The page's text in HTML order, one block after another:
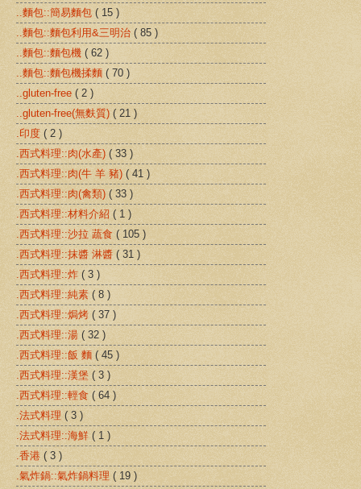
..麵包::簡易麵包 ( 15 )
..麵包::麵包利用&三明治 ( 85 )
..麵包::麵包機 ( 62 )
..麵包::麵包機揉麵 ( 70 )
..gluten-free ( 2 )
..gluten-free(無麩質) ( 21 )
.印度 ( 2 )
.西式料理::肉(水產) ( 33 )
.西式料理::肉(牛 羊 豬) ( 41 )
.西式料理::肉(禽類) ( 33 )
.西式料理::材料介紹 ( 1 )
.西式料理::沙拉 蔬食 ( 105 )
.西式料理::抹醬 淋醬 ( 31 )
.西式料理::炸 ( 3 )
.西式料理::純素 ( 8 )
.西式料理::焗烤 ( 37 )
.西式料理::湯 ( 32 )
.西式料理::飯 麵 ( 45 )
.西式料理::漢堡 ( 3 )
.西式料理::輕食 ( 64 )
.法式料理 ( 3 )
.法式料理::海鮮 ( 1 )
.香港 ( 3 )
.氣炸鍋::氣炸鍋料理 ( 19 )